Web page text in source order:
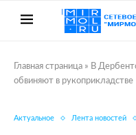
Главная страница » В
обвиняют в рукоприкладстве
Актуальное Лента новостей